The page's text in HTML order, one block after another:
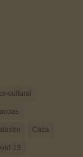
cultural
Caza
19